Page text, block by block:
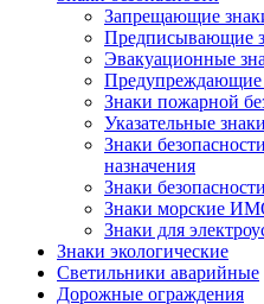
Запрещающие
Предписывающие
Эвакуационные
Предупреждающие
Знаки пожарной
Указательные
Знаки
назначения
Знаки
Знаки морские
Знаки для
Знаки экологические
Светильники аварийные
Дорожные ограждения